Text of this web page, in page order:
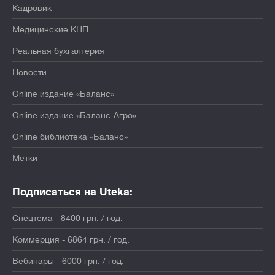
Кадровик
Медицинские КНП
Реальная бухгалтерия
Новости
Online издание «Баланс»
Online издание «Баланс-Агро»
Online библиотека «Баланс»
Метки
Подписаться на Uteka:
Спецтема - 8400 грн. / год.
Коммерция - 6864 грн. / год.
Вебинары - 6000 грн. / год.